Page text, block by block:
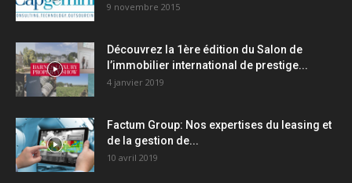
9 novembre 2015
Découvrez la 1ère édition du Salon de
l’immobilier international de prestige...
4 janvier 2019
Factum Group: Nos expertises du leasing et
de la gestion de...
10 avril 2019